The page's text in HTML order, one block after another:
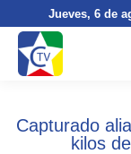
Jueves, 6 de
Capturado
kilos